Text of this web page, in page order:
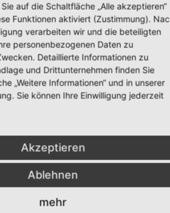
wir das Privileg an unserer
zu haben. Zudem
...
– Ganzheitlichkeit
ist ein wichtiges Prinzip an
dass die Kinder einen
auf die Schaltfläche „Alle akzeptieren“
Funktionen aktiviert (Zustimmung).
verarbeiten wir und die beteiligten
personenbezogenen Daten zu
Detaillierte Informationen zu
und Drittunternehmen finden Sie
„Weitere Informationen“ und in unserer
Sie können Ihre Einwilligung jederzeit
Akzeptieren
Ablehnen
mehr